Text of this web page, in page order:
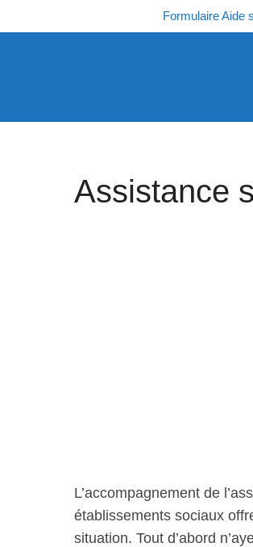
au
Formulaire Aide
Assistance
L’accompagnement de
établissements sociaux
situation. Tout d’abord